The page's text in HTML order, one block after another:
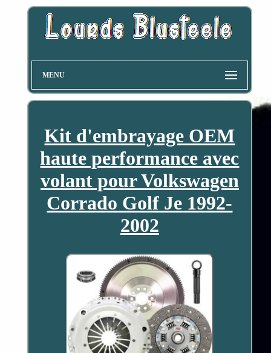
MENU
Kit d'embrayage OEM
haute performance avec
volant pour Volkswagen
Corrado Golf Je 1992-
2002